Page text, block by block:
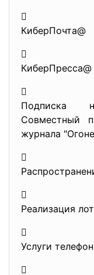

КиберПочта@

КиберПресса@

Подписка
Совместный
журнала


Реализация

Услуги
